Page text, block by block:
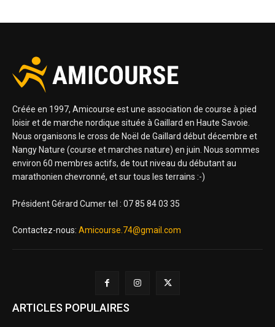
Créée en 1997, Amicourse est une association de course à pied
loisir et de marche nordique située à Gaillard en Haute Savoie.
Nous organisons le cross de Noël de Gaillard début décembre et
Nangy Nature (course et marches nature) en juin. Nous sommes
environ 60 membres actifs, de tout niveau du débutant au
marathonien chevronné, et sur tous les terrains :-)
Président Gérard Cumer tel : 07 85 84 03 35
Contactez-nous: Amicourse.74@gmail.com
ARTICLES POPULAIRES